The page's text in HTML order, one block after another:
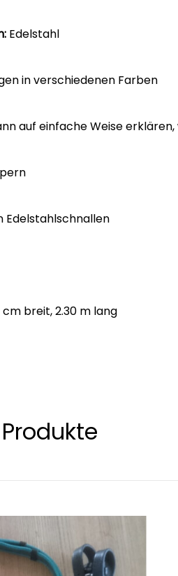
Edelstahl
in verschiedenen Farben
auf einfache Weise
Edelstahlschnallen
cm breit, 2.30 m lang